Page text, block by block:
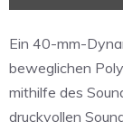
Ein 40-mm-
beweglichen
mithilfe des
druckvollen